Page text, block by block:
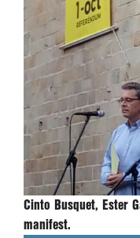
Cinto Busquet, Ester
manifest.